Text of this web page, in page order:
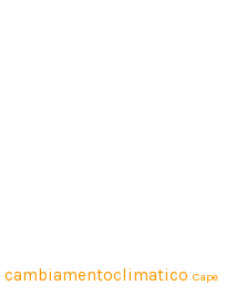
cambiamentoclimatico Cape